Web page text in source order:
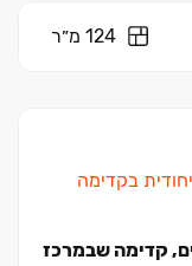
124 מ״ר
בקדימה
קדימה שבמרכז